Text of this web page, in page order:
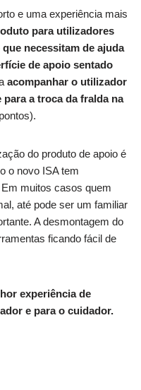
e uma experiência mais
para utilizadores
necessitam de ajuda
de apoio sentado
acompanhar o utilizador
para a troca da fralda na
do produto de apoio é
o novo ISA tem
muitos casos quem
até pode ser um familiar
A desmontagem do
ficando fácil de
experiência de
e para o cuidador.